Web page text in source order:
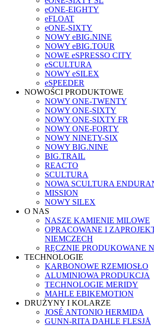
eONE-EIGHTY
eFLOAT
eONE-SIXTY
NOWY eBIG.NINE
NOWY eBIG.TOUR
NOWE eSPRESSO CITY
eSCULTURA
NOWY eSILEX
eSPEEDER
NOWOŚCI PRODUKTOWE
NOWY ONE-TWENTY
NOWY ONE-SIXTY
NOWY ONE-SIXTY FR
NOWY ONE-FORTY
NOWY NINETY-SIX
NOWY BIG.NINE
BIG.TRAIL
REACTO
SCULTURA
NOWA SCULTURA
MISSION
NOWY SILEX
O NAS
NASZE KAMIENIE MILOWE
OPRACOWANE I
NIEMCZECH
RĘCZNIE PRODUKOWANE
TECHNOLOGIE
KARBONOWE RZEMIOSŁO
ALUMINIOWA PRODUKCJA
TECHNOLOGIE MERIDY
MAHLE EBIKEMOTION
DRUŻYNY I KOLARZE
JOSÉ ANTONIO HERMIDA
GUNN-RITA DAHLE FLESJÅ